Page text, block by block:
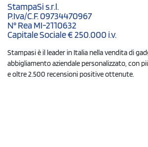
StampaSi s.r.l.
P.Iva/C.F. 09734470967
N° Rea MI-2110632
Capitale Sociale € 250.000 i.v.
Stampasi è il leader in Italia nella vendita di
abbigliamento aziendale personalizzato, con
e oltre 2.500 recensioni positive ottenute.